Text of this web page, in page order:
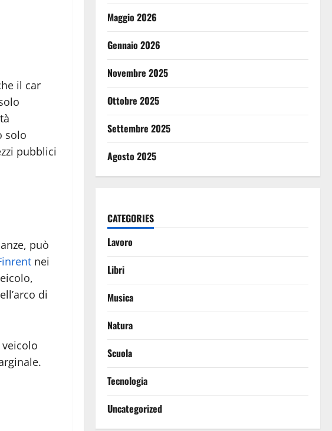
il car
solo
pubblici
può
nei
di
Maggio 2026
Gennaio 2026
Novembre 2025
Ottobre 2025
Settembre 2025
Agosto 2025
CATEGORIES
Lavoro
Libri
Musica
Natura
Scuola
Tecnologia
Uncategorized